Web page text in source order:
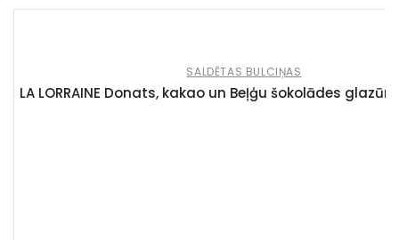
SALDĒTAS BULCIŅAS
LA LORRAINE Donats, kakao un Beļģu šokolādes